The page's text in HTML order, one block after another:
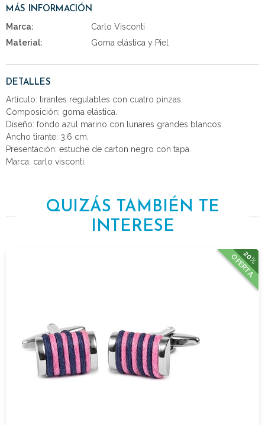
MÁS INFORMACIÓN
Marca:
Carlo Visconti
Material:
Goma elástica y Piel
DETALLES
Articulo: tirantes regulables con cuatro pinzas.
Composición: goma elástica.
Diseño: fondo azul marino con lunares grandes blancos.
Ancho tirante: 3,6 cm.
Presentación: estuche de carton negro con tapa.
Marca: carlo visconti.
QUIZÁS TAMBIÉN TE
INTERESE
20%
OFERTA